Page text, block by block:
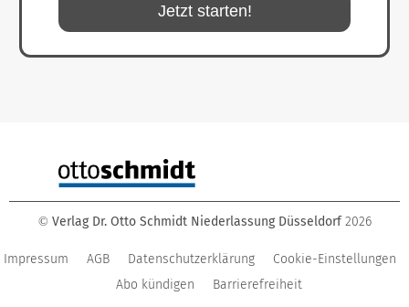
Jetzt starten!
© Verlag Dr. Otto Schmidt Niederlassung Düsseldorf 2026
Impressum AGB Datenschutzerklärung
Cookie-Einstellungen
Abo kündigen
Barrierefreiheit